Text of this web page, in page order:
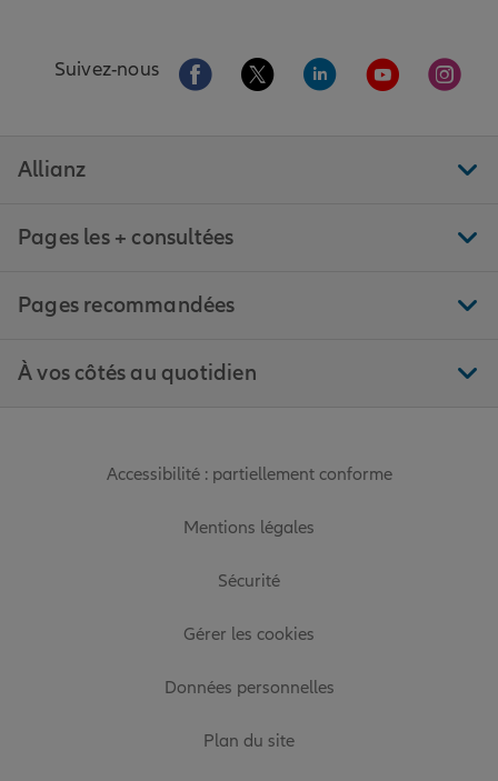
Suivez-nous Aller sur la page Facebook de Allianz
Aller sur la page Twitter de
Aller sur la page
Aller sur la
Aller
Allianz
Pages les + consultées
Pages recommandées
À vos côtés au quotidien
Accessibilité : partiellement conforme
Mentions légales
Sécurité
Gérer les cookies
Données personnelles
Plan du site